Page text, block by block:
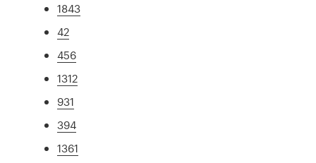
1843
42
456
1312
931
394
1361